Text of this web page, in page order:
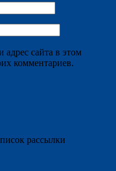
сайта в этом
комментариев.
рассылки